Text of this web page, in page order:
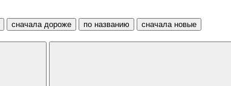
сначала дороже по названию сначала новые